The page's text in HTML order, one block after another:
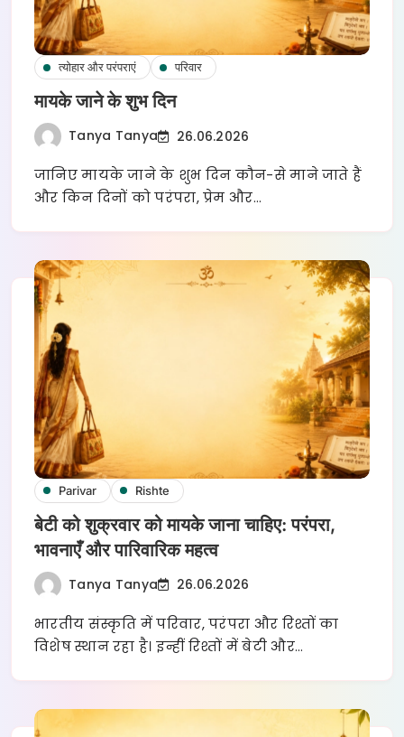
त्योहार और परंपराएं परिवार
मायके जाने के शुभ दिन
Tanya Tanya 26.06.2026
जानिए मायके जाने के शुभ दिन कौन-से माने जाते हैं
और किन दिनों को परंपरा, प्रेम और…
Parivar Rishte
बेटी को शुक्रवार को मायके जाना चाहिए: परंपरा,
भावनाएँ और पारिवारिक महत्व
Tanya Tanya 26.06.2026
भारतीय संस्कृति में परिवार, परंपरा और रिश्तों का
विशेष स्थान रहा है। इन्हीं रिश्तों में बेटी और…